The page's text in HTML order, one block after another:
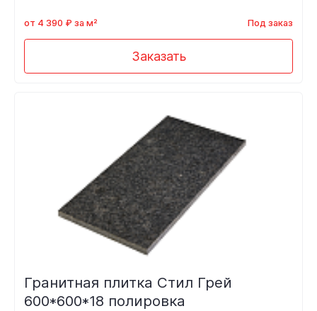
от 4 390 ₽ за м² Под заказ
Заказать
Гранитная плитка Стил Грей
600*600*18 полировка